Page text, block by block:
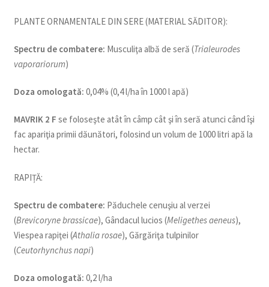
PLANTE ORNAMENTALE DIN SERE (MATERIAL SĂDITOR):
Spectru de combatere: Musculiţa albă de seră (Trialeurodes
vaporariorum)
Doza omologată: 0,04% (0,4 l/ha în 1000 l apă)
MAVRIK 2 F se foloseşte atât în câmp cât şi în seră atunci când îşi
fac apariţia primii dăunători, folosind un volum de 1000 litri apă la
hectar.
RAPIȚĂ:
Spectru de combatere: Păduchele cenuşiu al verzei
(Brevicoryne brassicae), Gândacul lucios (Meligethes aeneus),
Viespea rapiţei (Athalia rosae), Gărgăriţa tulpinilor
(Ceutorhynchus napi)
Doza omologată: 0,2 l/ha